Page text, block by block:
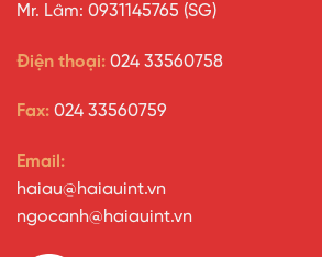
Mr. Lâm: 0931145765 (SG)
Điện thoại: 024 33560758
Fax: 024 33560759
Email:
haiau@haiauint.vn
ngocanh@haiauint.vn